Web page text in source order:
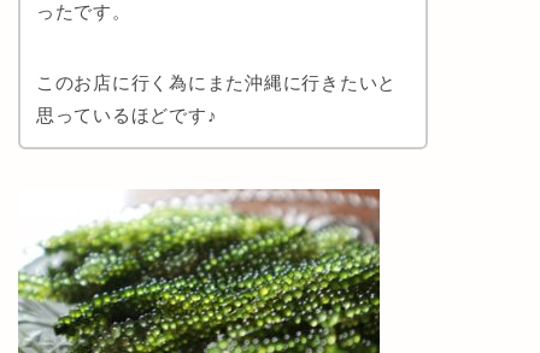
ったです。
このお店に行く為にまた沖縄に行きたいと
思っているほどです♪